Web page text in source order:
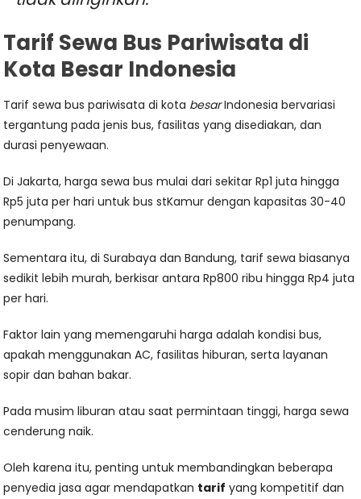
Tarif Sewa Bus Pariwisata di
Kota Besar Indonesia
Tarif sewa bus pariwisata di kota besarIndonesia bervariasi
tergantung pada jenis bus, fasilitas yang disediakan, dan
durasi penyewaan.
Di Jakarta, harga sewa bus mulai dari sekitar Rp1 juta hingga
Rp5 juta per hari untuk bus stKamur dengan kapasitas 30-40
penumpang.
Sementara itu, di Surabaya dan Bandung, tarif sewa biasanya
sedikit lebih murah, berkisar antara Rp800 ribu hingga Rp4 juta
per hari.
Faktor lain yang memengaruhi harga adalah kondisi bus,
apakah menggunakan AC, fasilitas hiburan, serta layanan
sopir dan bahan bakar.
Pada musim liburan atau saat permintaan tinggi, harga sewa
cenderung naik.
Oleh karena itu, penting untuk membandingkan beberapa
penyedia jasa agar mendapatkan tarif yang kompetitif dan